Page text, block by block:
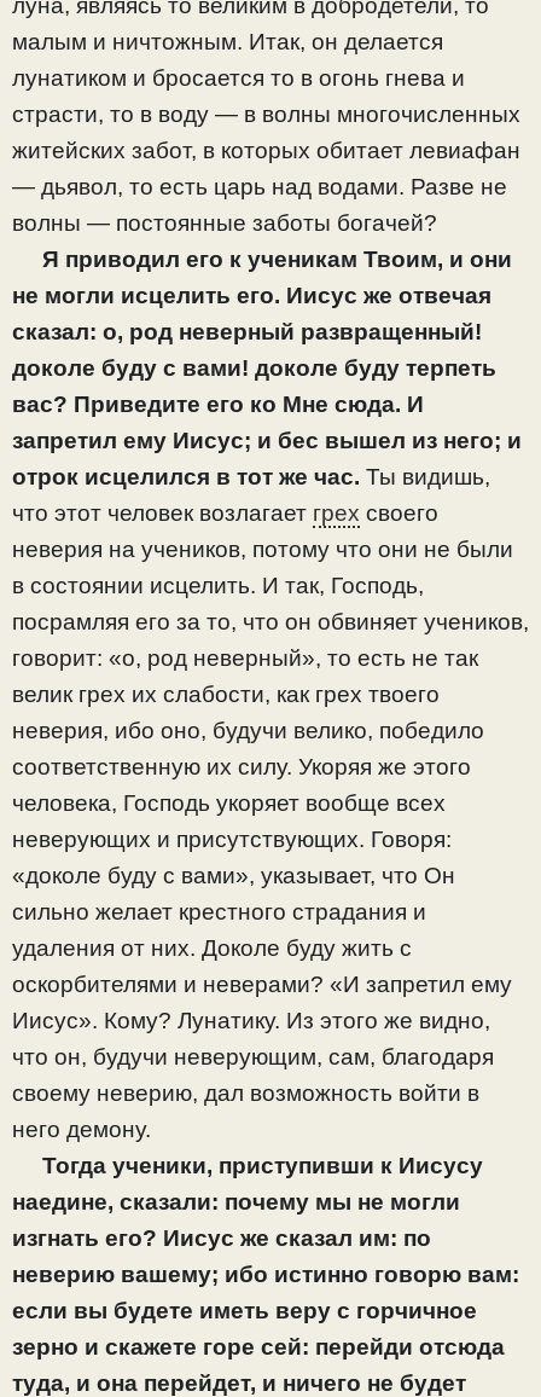
малым и ничтожным. Итак, он делается
лунатиком и бросается то в огонь гнева и
страсти, то в воду — в волны многочисленных
житейских забот, в которых обитает левиафан
— дьявол, то есть царь над водами. Разве не
волны — постоянные заботы богачей?
Я приводил его к ученикам Твоим, и они
не могли исцелить его. Иисус же отвечая
сказал: о, род неверный развращенный!
доколе буду с вами! доколе буду терпеть
вас? Приведите его ко Мне сюда. И
запретил ему Иисус; и бес вышел из него; и
отрок исцелился в тот же час. Ты видишь,
что этот человек возлагает грех своего
неверия на учеников, потому что они не были
в состоянии исцелить. И так, Господь,
посрамляя его за то, что он обвиняет учеников,
говорит: «о, род неверный», то есть не так
велик грех их слабости, как грех твоего
неверия, ибо оно, будучи велико, победило
соответственную их силу. Укоряя же этого
человека, Господь укоряет вообще всех
неверующих и присутствующих. Говоря:
«доколе буду с вами», указывает, что Он
сильно желает крестного страдания и
удаления от них. Доколе буду жить с
оскорбителями и неверами? «И запретил ему
Иисус». Кому? Лунатику. Из этого же видно,
что он, будучи неверующим, сам, благодаря
своему неверию, дал возможность войти в
него демону.
Тогда ученики, приступивши к Иисусу
наедине, сказали: почему мы не могли
изгнать его? Иисус же сказал им: по
неверию вашему; ибо истинно говорю вам:
если вы будете иметь веру с горчичное
зерно и скажете горе сей: перейди отсюда
туда, и она перейдет, и ничего не будет